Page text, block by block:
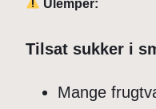
Ulemper:
Tilsat sukker i
Mange